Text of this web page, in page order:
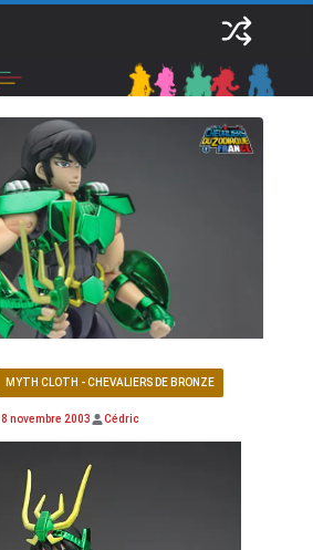
MYTH CLOTH - CHEVALIERS DE BRONZE
8 novembre 2003 Cédric